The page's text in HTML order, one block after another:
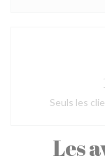
Les
Seuls les